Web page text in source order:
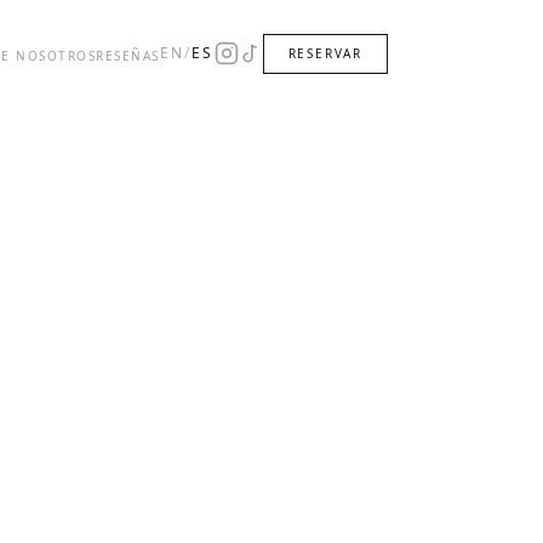
NOSOTROSRESEÑAS EN/ES RESERVAR